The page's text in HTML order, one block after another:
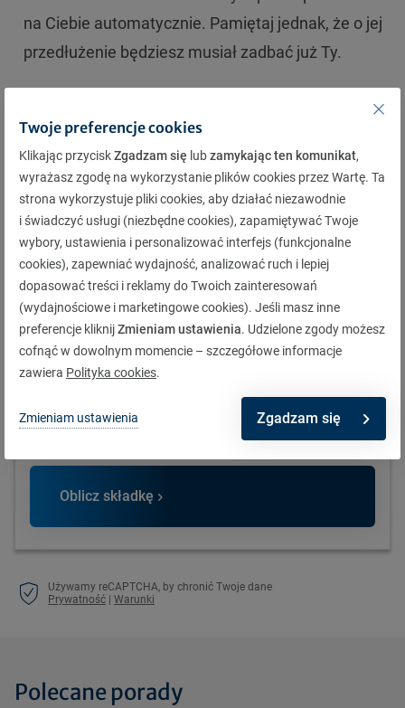
na Ciebie automatycznie. Pamiętaj jednak, że o jej
przedłużenie będziesz musiał zadbać już Ty.
Jak oceniasz artykuł?
4,17
Kup online polisę OC/AC
Numer rejestracyjny
Oblicz składkę
Używamy reCAPTCHA, by chronić Twoje dane
Prywatność
Warunki
Polecane porady
Twoje preferencje cookies
Klikając przyciskZgadzam się lubzamykając ten komunikat,
wyrażasz zgodę na wykorzystanie plików cookies przez Wartę. Ta
strona wykorzystuje pliki cookies, aby działać niezawodnie
i świadczyć usługi (niezbędne cookies), zapamiętywać Twoje
wybory, ustawienia i personalizować interfejs (funkcjonalne
cookies), zapewniać wydajność, analizować ruch i lepiej
dopasować treści i reklamy do Twoich zainteresowań
(wydajnościowe i marketingowe cookies). Jeśli masz inne
preferencje kliknijZmieniam ustawienia. Udzielone zgody możesz
cofnąć w dowolnym momencie – szczegółowe informacje
zawiera Polityka cookies.
Zmieniam ustawienia Zgadzam się